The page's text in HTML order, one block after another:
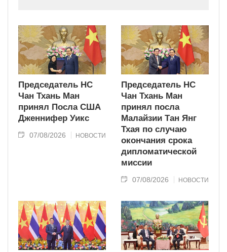
Председатель НС
Чан Тхань Ман
принял Посла США
Дженнифер Уикс
07/08/2026 НОВОСТИ
Председатель НС
Чан Тхань Ман
принял посла
Малайзии Тан Янг
Тхая по случаю
окончания срока
дипломатической
миссии
07/08/2026 НОВОСТИ